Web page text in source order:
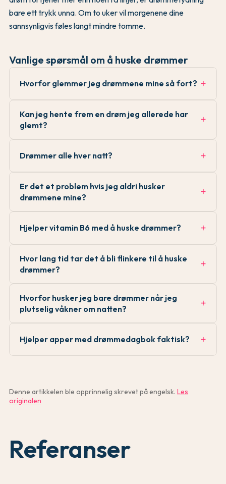
bare ett trykk unna. Om to uker vil morgenene dine
sannsynligvis føles langt mindre tomme.
Vanlige spørsmål om å huske drømmer
Hvorfor glemmer jeg drømmene mine så fort?
Kan jeg hente frem en drøm jeg allerede har
glemt?
Drømmer alle hver natt?
Er det et problem hvis jeg aldri husker
drømmene mine?
Hjelper vitamin B6 med å huske drømmer?
Hvor lang tid tar det å bli flinkere til å huske
drømmer?
Hvorfor husker jeg bare drømmer når jeg
plutselig våkner om natten?
Hjelper apper med drømmedagbok faktisk?
Denne artikkelen ble opprinnelig skrevet på engelsk. Les
originalen
Referanser